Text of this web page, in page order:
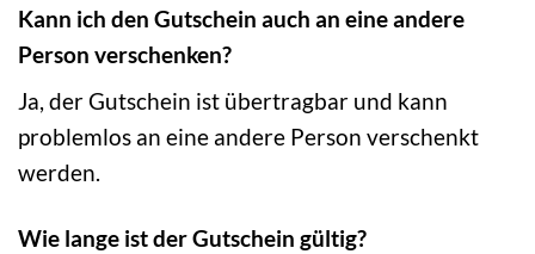
Kann ich den Gutschein auch an eine andere
Person verschenken?
Ja, der Gutschein ist übertragbar und kann
problemlos an eine andere Person verschenkt
werden.
Wie lange ist der Gutschein gültig?